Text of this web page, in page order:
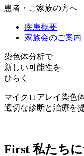
患者・ご家族の方へ
疾患概要
家族会のご案内
染色体分析で
新しい可能性を
ひらく
マイクロアレイ染色
適切な診断と治療を
First 私たち